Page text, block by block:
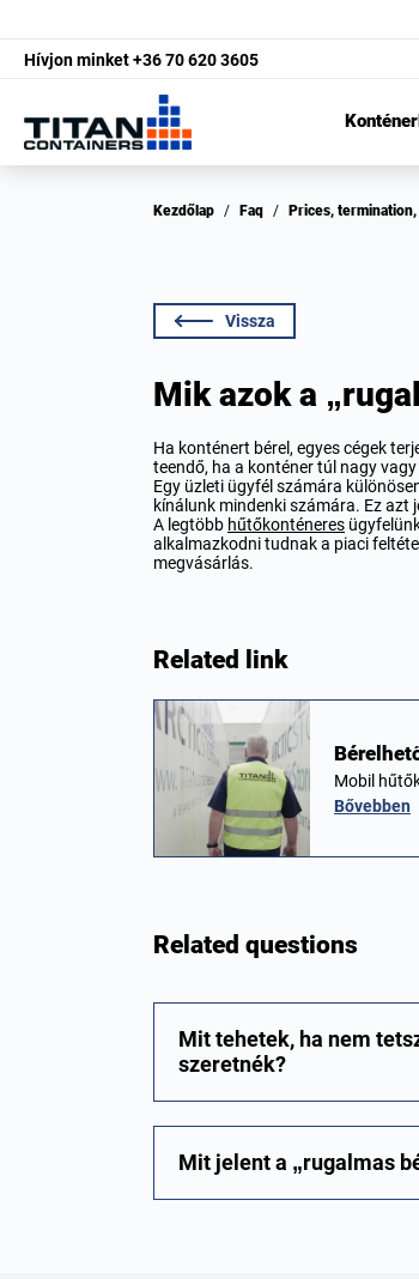
Hívjon minket+36 70 620 3605
Kezdőlap / Faq / Prices,
Vissza
Mik azok a
Ha konténert bérel, egyes cégek
teendő, ha a konténer túl nagy
Egy üzleti ügyfél számára
kínálunk mindenki számára. Ez
A legtöbb hűtőkonténeres
alkalmazkodni tudnak a piaci
megvásárlás.
Related link
Mobil
Bővebben
Related questions
Mit tehetek, ha nem
szeretnék?
Mit jelent a „rugalmas